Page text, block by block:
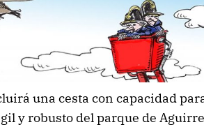
una cesta con capacidad
y robusto del parque de